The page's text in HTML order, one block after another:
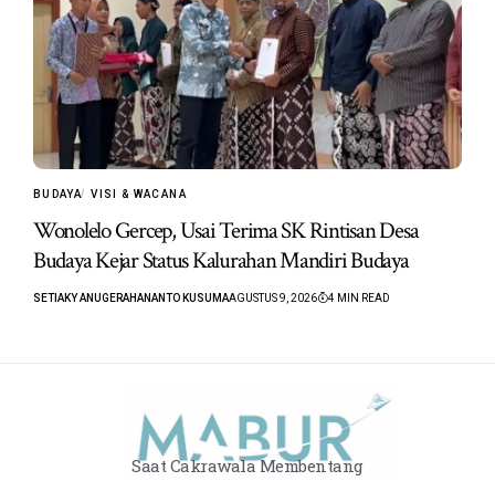
BUDAYA VISI & WACANA
Wonolelo Gercep, Usai Terima SK Rintisan Desa
Budaya Kejar Status Kalurahan Mandiri Budaya
SETIAKY ANUGERAHANANTO KUSUMAAGUSTUS 9, 2026 4 MIN READ
Saat Cakrawala Membentang